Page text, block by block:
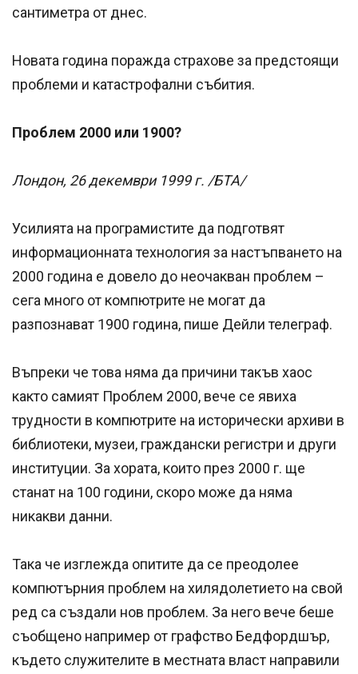
сантиметра от днес.
Новата година поражда страхове за предстоящи
проблеми и катастрофални събития.
Проблем 2000 или 1900?
Лондон, 26 декември 1999 г. /БТА/
Усилията на програмистите да подготвят
информационната технология за настъпването на
2000 година е довело до неочакван проблем –
сега много от компютрите не могат да
разпознават 1900 година, пише Дейли телеграф.
Въпреки че това няма да причини такъв хаос
както самият Проблем 2000, вече се явиха
трудности в компютрите на исторически архиви в
библиотеки, музеи, граждански регистри и други
институции. За хората, които през 2000 г. ще
станат на 100 години, скоро може да няма
никакви данни.
Така че изглежда опитите да се преодолее
компютърния проблем на хилядолетието на свой
ред са създали нов проблем. За него вече беше
съобщено например от графство Бедфордшър,
където служителите в местната власт направили